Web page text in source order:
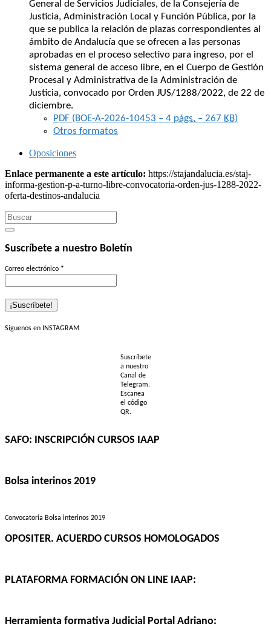
General de Servicios Judiciales, de la Consejería de
Justicia, Administración Local y Función Pública, por la
que se publica la relación de plazas correspondientes al
ámbito de Andalucía que se ofrecen a las personas
aprobadas en el proceso selectivo para ingreso, por el
sistema general de acceso libre, en el Cuerpo de Gestión
Procesal y Administrativa de la Administración de
Justicia, convocado por Orden JUS/1288/2022, de 22 de
diciembre.
PDF (BOE-A-2026-10453 – 4 págs. – 267 KB)
Otros formatos
Oposiciones
Enlace permanente a este artículo: https://stajandalucia.es/staj-
informa-gestion-p-a-turno-libre-convocatoria-orden-jus-1288-2022-
oferta-destinos-andalucia
Search
for:
Suscríbete a nuestro Boletín
Correo electrónico *
Síguenos en INSTAGRAM
Suscríbete
a nuestro
Canal de
Telegram.
Escanea
el código
QR.
SAFO: INSCRIPCIÓN CURSOS IAAP
Bolsa interinos 2019
Convocatoria Bolsa interinos 2019
OPOSITER. ACUERDO CURSOS HOMOLOGADOS
PLATAFORMA FORMACIÓN ON LINE IAAP:
Herramienta formativa Judicial Portal Adriano: